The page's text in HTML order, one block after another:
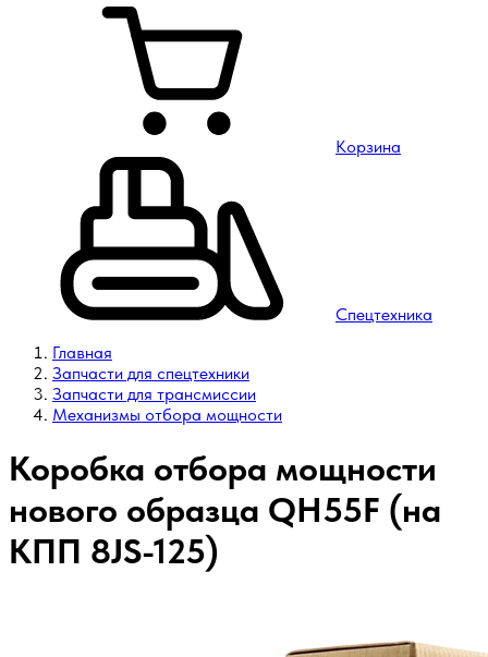
Корзина
Спецтехника
Главная
Запчасти для спецтехники
Запчасти для трансмиссии
Механизмы отбора мощности
Коробка отбора мощности
нового образца QH55F (на
КПП 8JS-125)